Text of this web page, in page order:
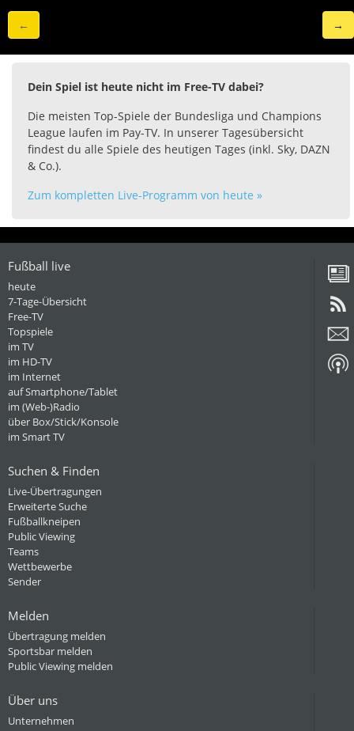
← →
Dein Spiel ist heute nicht im Free-TV dabei?
Die meisten Top-Spiele der Bundesliga und Champions
League laufen im Pay-TV. In unserer Tagesübersicht
findest du alle Spiele des heutigen Tages (inkl. Sky, DAZN
& Co.).
Zum kompletten Live-Programm von heute »
Fußball live
heute
7-Tage-Übersicht
Free-TV
Topspiele
im TV
im HD-TV
im Internet
auf Smartphone/Tablet
im (Web-)Radio
über Box/Stick/Konsole
im Smart TV
Suchen & Finden
Live-Übertragungen
Erweiterte Suche
Fußballkneipen
Public Viewing
Teams
Wettbewerbe
Sender
Melden
Übertragung melden
Sportsbar melden
Public Viewing melden
Über uns
Unternehmen